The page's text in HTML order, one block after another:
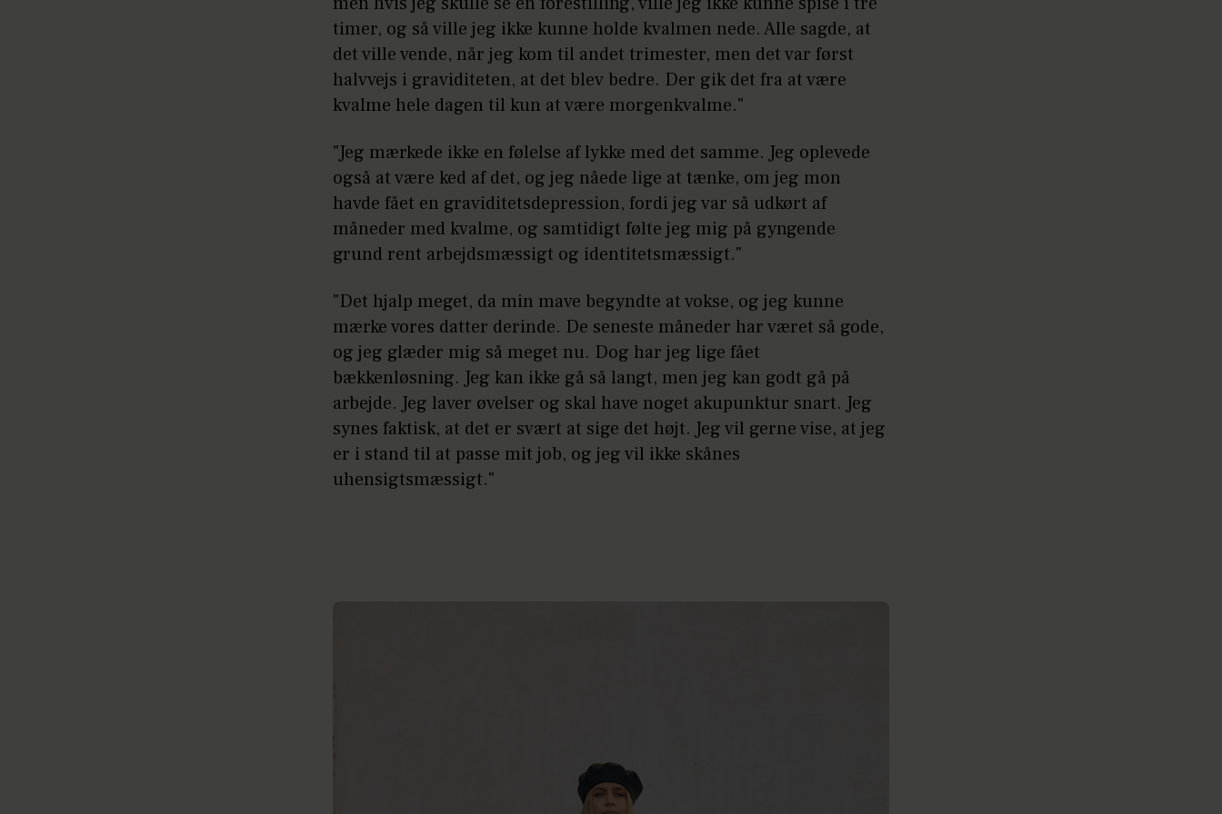
timer, og så ville jeg ikke kunne holde kvalmen nede. Alle sagde, at
det ville vende, når jeg kom til andet trimester, men det var først
halvvejs i graviditeten, at det blev bedre. Der gik det fra at være
kvalme hele dagen til kun at være morgenkvalme."
"Jeg mærkede ikke en følelse af lykke med det samme. Jeg oplevede
også at være ked af det, og jeg nåede lige at tænke, om jeg mon
havde fået en graviditetsdepression, fordi jeg var så udkørt af
måneder med kvalme, og samtidigt følte jeg mig på gyngende
grund rent arbejdsmæssigt og identitetsmæssigt."
"Det hjalp meget, da min mave begyndte at vokse, og jeg kunne
mærke vores datter derinde. De seneste måneder har været så gode,
og jeg glæder mig så meget nu. Dog har jeg lige fået
bækkenløsning. Jeg kan ikke gå så langt, men jeg kan godt gå på
arbejde. Jeg laver øvelser og skal have noget akupunktur snart. Jeg
synes faktisk, at det er svært at sige det højt. Jeg vil gerne vise, at jeg
er i stand til at passe mit job, og jeg vil ikke skånes
uhensigtsmæssigt."